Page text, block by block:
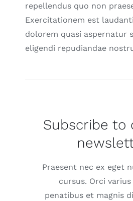
repellendus quo non
Exercitationem est
dolorem quasi aspernatur
eligendi repudiandae
Subscribe to
Praesent nec ex eget
cursus. Orci
penatibus et magnis